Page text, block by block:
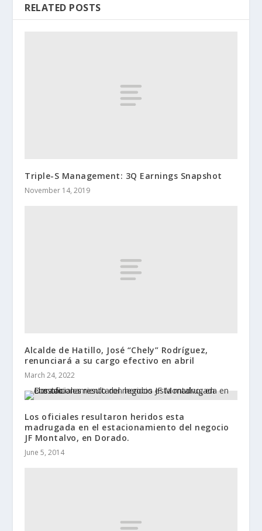
RELATED POSTS
Triple-S Management: 3Q Earnings Snapshot
November 14, 2019
Alcalde de Hatillo, José “Chely” Rodríguez,
renunciará a su cargo efectivo en abril
March 24, 2022
Los oficiales resultaron heridos esta
madrugada en el estacionamiento del negocio
JF Montalvo, en Dorado.
June 5, 2014